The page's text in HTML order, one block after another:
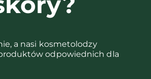
a nasi kosmetolodzy
odpowiednich dla